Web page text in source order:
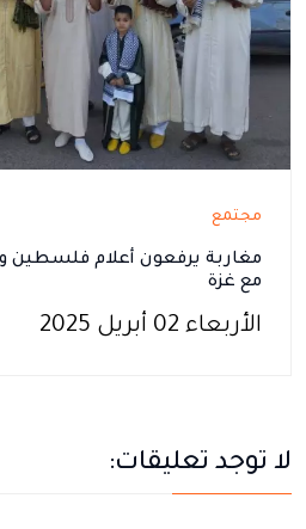
مجتمع
مغاربة يرفعون أعلام فلسطين
مع غزة
الأربعاء 02 أبريل 2025
لا توجد تعليقات: